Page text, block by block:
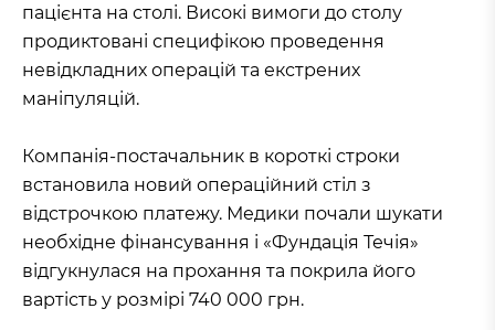
пацієнта на столі. Високі вимоги до столу
продиктовані специфікою проведення
невідкладних операцій та екстрених
маніпуляцій.
Компанія-постачальник в короткі строки
встановила новий операційний стіл з
відстрочкою платежу. Медики почали шукати
необхідне фінансування і «Фундація Течія»
відгукнулася на прохання та покрила його
вартість у розмірі 740 000 грн.